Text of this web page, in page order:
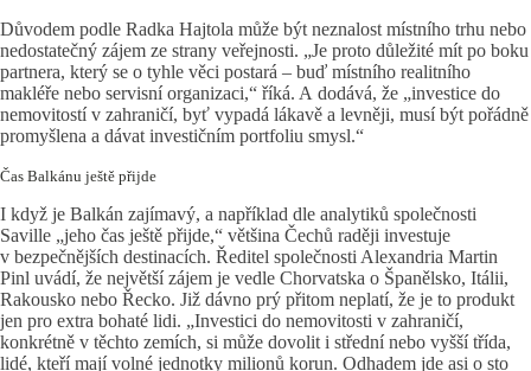
Důvodem podle Radka Hajtola může být neznalost místního trhu nebo
nedostatečný zájem ze strany veřejnosti. „Je proto důležité mít po boku
partnera, který se o tyhle věci postará – buď místního realitního
makléře nebo servisní organizaci,“ říká. A dodává, že „investice do
nemovitostí v zahraničí, byť vypadá lákavě a levněji, musí být pořádně
promyšlena a dávat investičním portfoliu smysl.“
Čas Balkánu ještě přijde
I když je Balkán zajímavý, a například dle analytiků společnosti
Saville „jeho čas ještě přijde,“ většina Čechů raději investuje
v bezpečnějších destinacích. Ředitel společnosti Alexandria Martin
Pinl uvádí, že největší zájem je vedle Chorvatska o Španělsko, Itálii,
Rakousko nebo Řecko. Již dávno prý přitom neplatí, že je to produkt
jen pro extra bohaté lidi. „Investici do nemovitosti v zahraničí,
konkrétně v těchto zemích, si může dovolit i střední nebo vyšší třída,
lidé, kteří mají volné jednotky milionů korun. Odhadem jde asi o sto